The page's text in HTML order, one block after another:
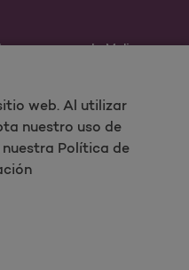
web. Al utilizar
nuestro uso de
Política de
programas de Molina
los derechos
sitio web